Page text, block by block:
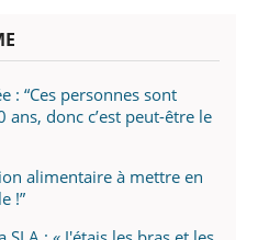
: “Ces personnes sont
ans, donc c’est peut-être le
alimentaire à mettre en
!”